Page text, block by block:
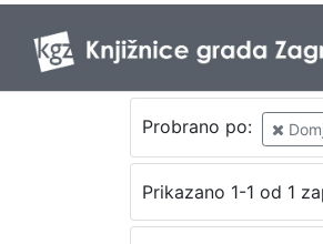
Probrano po:
Prikazano 1-1 od 1